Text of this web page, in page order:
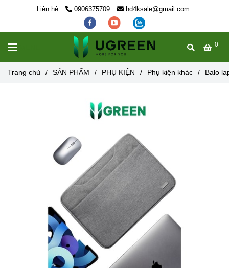
Liên hệ 0906375709 hd4ksale@gmail.com
0
Trang chủ / SẢN PHẨM / PHỤ KIỆN / Phụ kiện khác / Balo